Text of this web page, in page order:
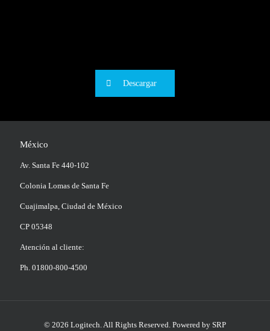
Descargar
México
Av. Santa Fe 440-102
Colonia Lomas de Santa Fe
Cuajimalpa, Ciudad de México
CP 05348
Atención al cliente:
Ph. 01800-800-4500
© 2026 Logitech. All Rights Reserved. Powered by SRP